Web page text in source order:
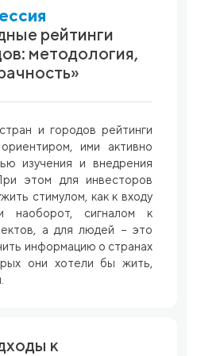
рейтинги
методология,
и городов рейтинги
ими активно
изучения и внедрения
этом для инвесторов
стимулом, как к входу
сигналом к
а для людей – это
информацию о странах
они хотели бы жить,
к